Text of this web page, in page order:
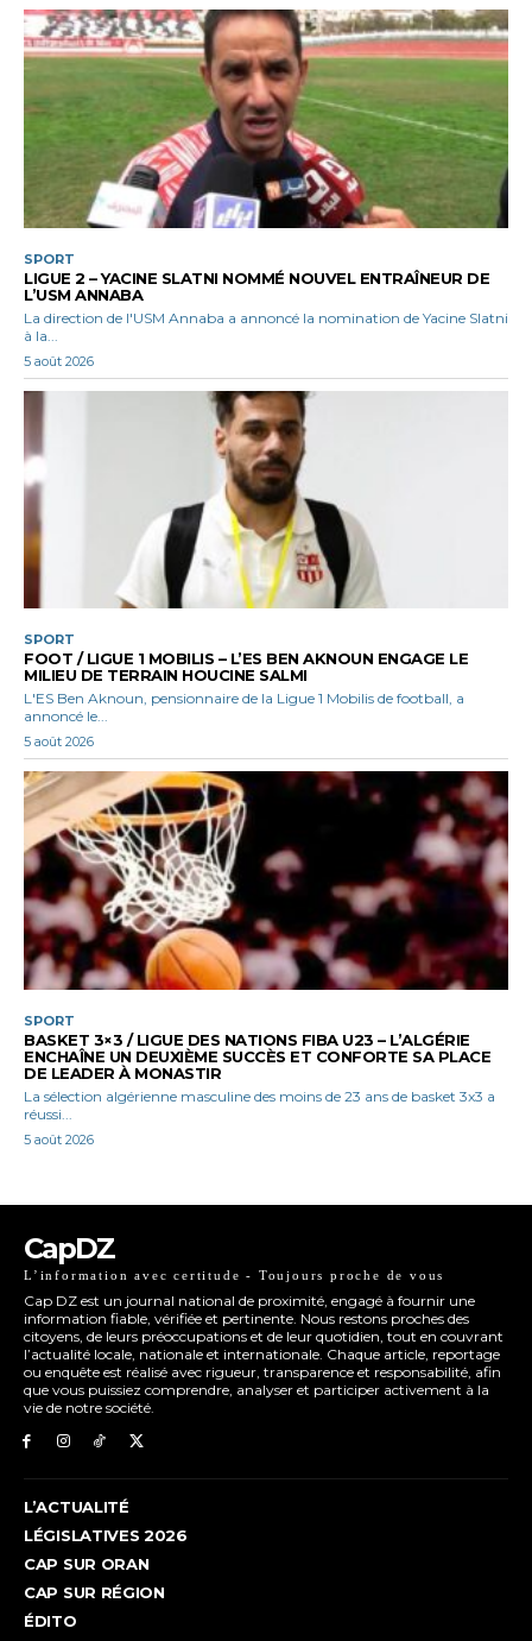
SPORT
LIGUE 2 – YACINE SLATNI NOMMÉ NOUVEL ENTRAÎNEUR DE
L’USM ANNABA
La direction de l'USM Annaba a annoncé la nomination de Yacine Slatni
à la...
5 août 2026
SPORT
FOOT / LIGUE 1 MOBILIS – L’ES BEN AKNOUN ENGAGE LE
MILIEU DE TERRAIN HOUCINE SALMI
L'ES Ben Aknoun, pensionnaire de la Ligue 1 Mobilis de football, a
annoncé le...
5 août 2026
SPORT
BASKET 3×3 / LIGUE DES NATIONS FIBA U23 – L’ALGÉRIE
ENCHAÎNE UN DEUXIÈME SUCCÈS ET CONFORTE SA PLACE
DE LEADER À MONASTIR
La sélection algérienne masculine des moins de 23 ans de basket 3x3 a
réussi...
5 août 2026
CapDZ
L’information avec certitude - Toujours proche de vous
Cap DZ est un journal national de proximité, engagé à fournir une
information fiable, vérifiée et pertinente. Nous restons proches des
citoyens, de leurs préoccupations et de leur quotidien, tout en couvrant
l’actualité locale, nationale et internationale. Chaque article, reportage
ou enquête est réalisé avec rigueur, transparence et responsabilité, afin
que vous puissiez comprendre, analyser et participer activement à la
vie de notre société.
L’ACTUALITÉ
LÉGISLATIVES 2026
CAP SUR ORAN
CAP SUR RÉGION
ÉDITO